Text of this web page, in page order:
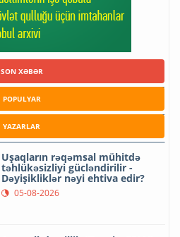
SON XƏBƏR
POPULYAR
YAZARLAR
Uşaqların rəqəmsal mühitdə
təhlükəsizliyi gücləndirilir -
Dəyişikliklər nəyi ehtiva edir?
05-08-2026